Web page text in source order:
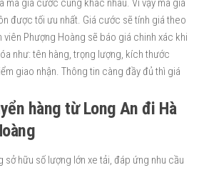
mà giá cước cũng khác nhau. Vì vậy mà giá
được tối ưu nhất. Giá cước sẽ tính giá theo
viên Phượng Hoàng sẽ báo giá chinh xác khi
như: tên hàng, trọng lượng, kích thước
giao nhận. Thông tin càng đầy đủ thì giá
hàng từ Long An đi Hà
sở hữu số lượng lớn xe tải, đáp ứng nhu cầu